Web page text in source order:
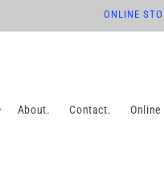
ONLINE
About. Contact. Online